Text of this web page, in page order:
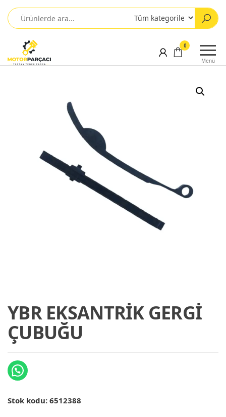
Menü
0
YBR EKSANTRİK GERGİ
ÇUBUĞU
Stok kodu: 6512388